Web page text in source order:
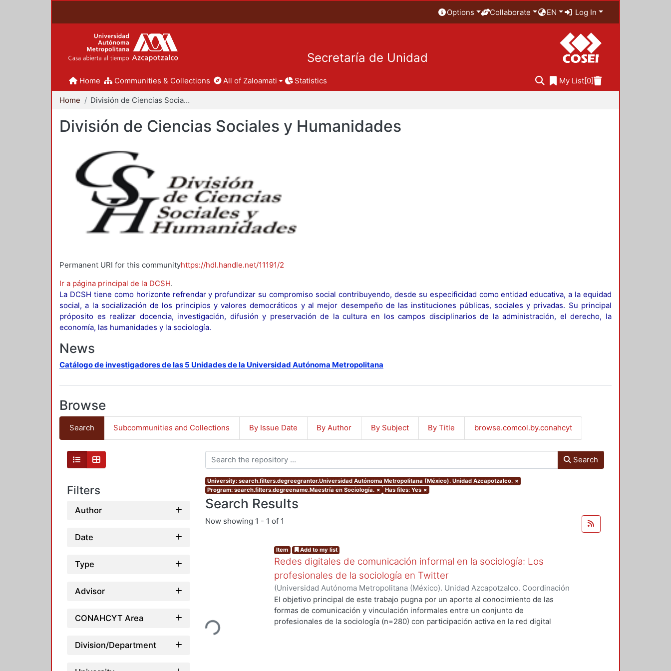
Options Collaborate EN Log In
Secretaría de Unidad
Home Communities & Collections All of Zaloamati Statistics My List[0]
Home División de Ciencias Sociales y Humanidades
División de Ciencias Sociales y Humanidades
Permanent URI for this communityhttps://hdl.handle.net/11191/2
Ir a página principal de la DCSH.
La DCSH tiene como horizonte refrendar y profundizar su compromiso social contribuyendo, desde su especificidad como entidad educativa, a la equidad
social, a la socialización de los principios y valores democráticos y al mejor desempeño de las instituciones públicas, sociales y privadas. Su principal
próposito es realizar docencia, investigación, difusión y preservación de la cultura en los campos disciplinarios de la administración, el derecho, la
economía, las humanidades y la sociología.
News
Catálogo de investigadores de las 5 Unidades de la Universidad Autónoma Metropolitana
Browse
Search Subcommunities and Collections By Issue Date By Author By Subject By Title browse.comcol.by.conahcyt
Filters
Author
Date
Type
Advisor
CONAHCYT Area
Division/Department
Search
University: search.filters.degreegrantor.Universidad Autónoma Metropolitana (México). Unidad Azcapotzalco. ×
Program: search.filters.degreename.Maestría en Sociología. × Has files: Yes ×
Search Results
Now showing 1 - 1 of 1
Loading...
Item Add to my list
Redes digitales de comunicación informal en la sociología: Los
profesionales de la sociología en Twitter
(Universidad Autónoma Metropolitana (México). Unidad Azcapotzalco. Coordinación
de Servicios de Información.,2016-04)HERNANDEZ PEREZ, FERNANDO
CHRISTIAN
El objetivo principal de este trabajo pugna por un aporte al conocimiento de las
formas de comunicación y vinculación informales entre un conjunto de
profesionales de la sociología (n=280) con participación activa en la red digital